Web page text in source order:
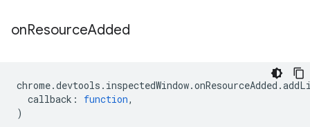
onResourceAdded
chrome.devtools . inspectedWindow.onResourceAdded .
callback : function,
)